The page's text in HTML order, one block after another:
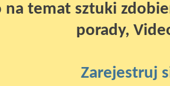
na temat sztuki
porady,
Zarejestruj